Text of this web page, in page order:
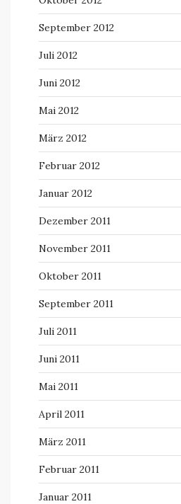
September 2012
Juli 2012
Juni 2012
Mai 2012
März 2012
Februar 2012
Januar 2012
Dezember 2011
November 2011
Oktober 2011
September 2011
Juli 2011
Juni 2011
Mai 2011
April 2011
März 2011
Februar 2011
Januar 2011